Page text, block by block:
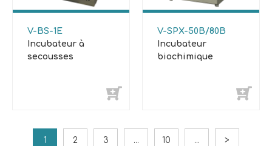
V-BS-1E
Incubateur à
secousses
V-SPX-50B/80B
Incubateur
biochimique
1 2 3 ... 10 ... >